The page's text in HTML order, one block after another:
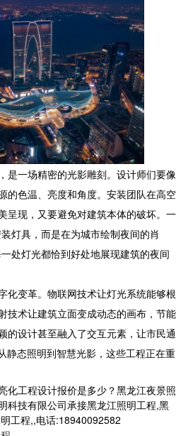
是一场精密的光影雕刻。设计师们要像
的色温、亮度和角度。安装团队在高空
呈现，又要避免对建筑本体的破坏。一
灯具，而是在为城市绘制夜间的肖
处灯光都恰到好处地展现建筑的夜间
化变革。物联网技术让灯光系统能够根
技术让建筑立面变成动态的画布，节能
的设计甚至融入了交互元素，让市民通
静态照明到智慧光影，这些工程正在重
化工程设计报价是多少？黑龙江夜景照
科技有限公司承接黑龙江照明工程,黑
工程,,电话:18940092582